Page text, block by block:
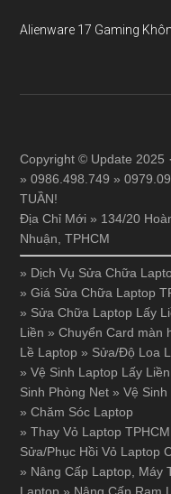
Alienware 17 Gaming
Copyright © Update 2025
» 0986.498.749 »
TUẦN!
Địa Chỉ Mới » 134/20
Nhuận, TPHCM
» Dịch Vụ Sửa Chữa
»Giá Sửa Chữa Laptop
» Sửa Chữa Laptop Lấy
Liền »Chuyển Card màn
Lề Laptop » Sửa/Độ Loa
»Vệ Sinh Laptop Lấy Liền
Sinh Phòng Net »Vệ
»Chăm Sóc Laptop
»Thay Vỏ Laptop TPHCM
Sửa/Phục Hồi Vỏ Laptop
» Nâng Cấp Laptop, Máy